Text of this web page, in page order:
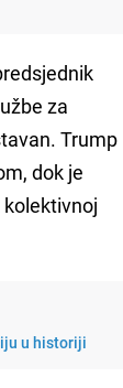
za
Trump
dok je
u historiji